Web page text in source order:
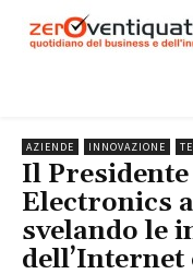
AZIENDE INNOVAZIONE
Il
Electronics
svelando le